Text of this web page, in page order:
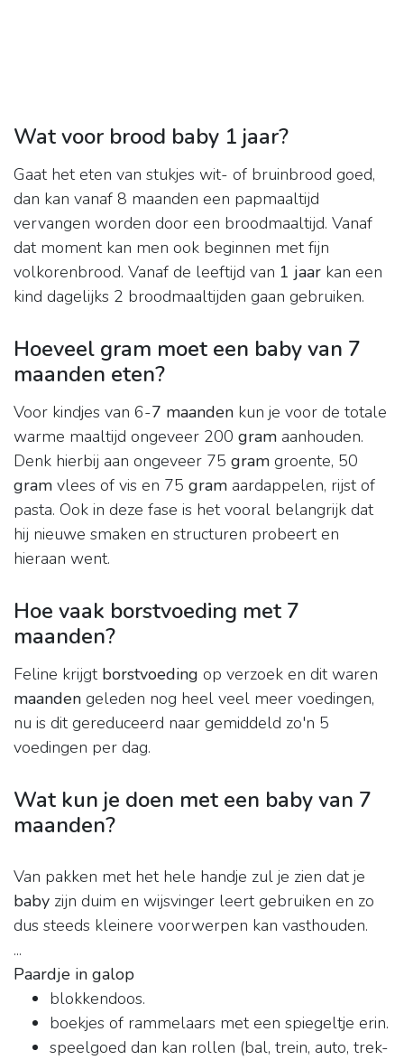
Wat voor brood baby 1 jaar?
Gaat het eten van stukjes wit- of bruinbrood goed,
dan kan vanaf 8 maanden een papmaaltijd
vervangen worden door een broodmaaltijd. Vanaf
dat moment kan men ook beginnen met fijn
volkorenbrood. Vanaf de leeftijd van 1 jaar kan een
kind dagelijks 2 broodmaaltijden gaan gebruiken.
Hoeveel gram moet een baby van 7
maanden eten?
Voor kindjes van 6-7 maanden kun je voor de totale
warme maaltijd ongeveer 200 gram aanhouden.
Denk hierbij aan ongeveer 75 gram groente, 50
gram vlees of vis en 75 gram aardappelen, rijst of
pasta. Ook in deze fase is het vooral belangrijk dat
hij nieuwe smaken en structuren probeert en
hieraan went.
Hoe vaak borstvoeding met 7
maanden?
Feline krijgt borstvoeding op verzoek en dit waren
maanden geleden nog heel veel meer voedingen,
nu is dit gereduceerd naar gemiddeld zo'n 5
voedingen per dag.
Wat kun je doen met een baby van 7
maanden?
Van pakken met het hele handje zul je zien dat je
baby zijn duim en wijsvinger leert gebruiken en zo
dus steeds kleinere voorwerpen kan vasthouden.
...
Paardje in galop
blokkendoos.
boekjes of rammelaars met een spiegeltje erin.
speelgoed dan kan rollen (bal, trein, auto, trek-